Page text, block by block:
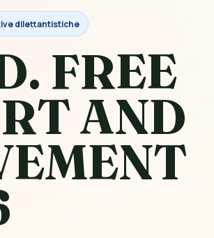
dilettantistiche
FREE
AND